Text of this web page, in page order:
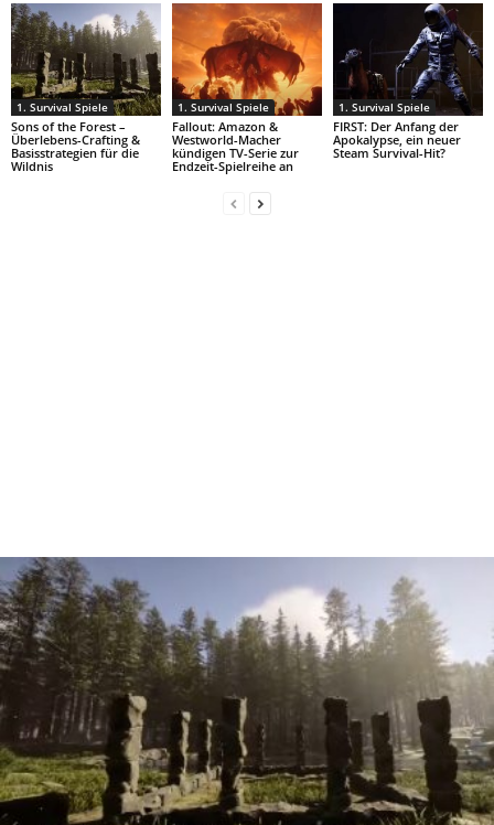
1. Survival Spiele
Sons of the Forest –
Überlebens-Crafting &
Basisstrategien für die
Wildnis
1. Survival Spiele
Fallout: Amazon &
Westworld-Macher
kündigen TV-Serie zur
Endzeit-Spielreihe an
1. Survival Spiele
FIRST: Der Anfang der
Apokalypse, ein neuer
Steam Survival-Hit?